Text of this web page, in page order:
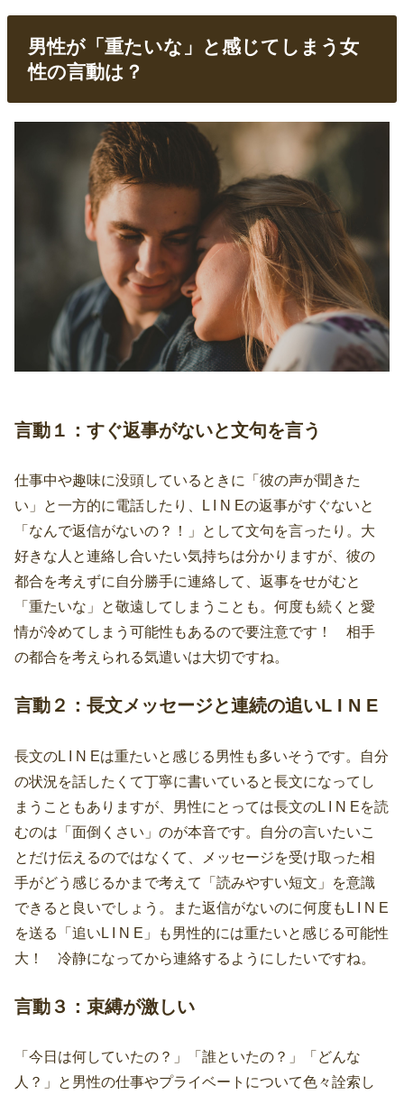
男性が「重たいな」と感じてしまう女
性の言動は？
言動１：すぐ返事がないと文句を言う
仕事中や趣味に没頭しているときに「彼の声が聞きた
い」と一方的に電話したり、L I N Eの返事がすぐないと
「なんで返信がないの？！」として文句を言ったり。大
好きな人と連絡し合いたい気持ちは分かりますが、彼の
都合を考えずに自分勝手に連絡して、返事をせがむと
「重たいな」と敬遠してしまうことも。何度も続くと愛
情が冷めてしまう可能性もあるので要注意です！ 相手
の都合を考えられる気遣いは大切ですね。
言動２：長文メッセージと連続の追いL I N E
長文のL I N Eは重たいと感じる男性も多いそうです。自分
の状況を話したくて丁寧に書いていると長文になってし
まうこともありますが、男性にとっては長文のL I N Eを読
むのは「面倒くさい」のが本音です。自分の言いたいこ
とだけ伝えるのではなくて、メッセージを受け取った相
手がどう感じるかまで考えて「読みやすい短文」を意識
できると良いでしょう。また返信がないのに何度もL I N E
を送る「追いL I N E」も男性的には重たいと感じる可能性
大！ 冷静になってから連絡するようにしたいですね。
言動３：束縛が激しい
「今日は何していたの？」「誰といたの？」「どんな
人？」と男性の仕事やプライベートについて色々詮索し